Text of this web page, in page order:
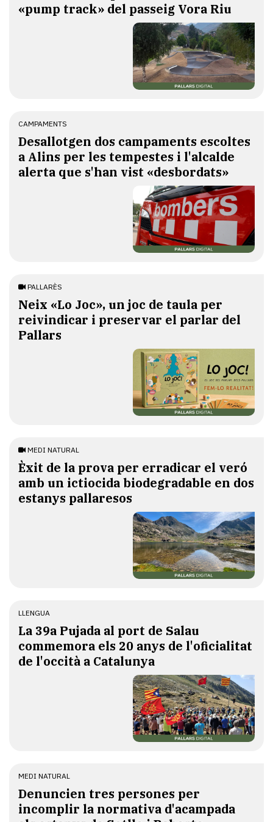
«pump track» del passeig Vora Riu
CAMPAMENTS
​Desallotgen dos campaments escoltes
a Alins per les tempestes i l'alcalde
alerta que s'han vist «desbordats»
PALLARÈS
​Neix «Lo Joc», un joc de taula per
reivindicar i preservar el parlar del
Pallars
MEDI NATURAL
Èxit de la prova per erradicar el veró
amb un ictiocida biodegradable en dos
estanys pallaresos
LLENGUA
​La 39a Pujada al port de Salau
commemora els 20 anys de l'oficialitat
de l'occità a Catalunya
MEDI NATURAL
Denuncien tres persones per
incomplir la normativa d'acampada